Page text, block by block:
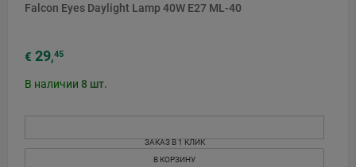
Falcon Eyes Daylight Lamp 40W E27 ML-40
€ 29,45
В наличии 8 шт.
ЗАКАЗ В 1 КЛИК
В КОРЗИНУ